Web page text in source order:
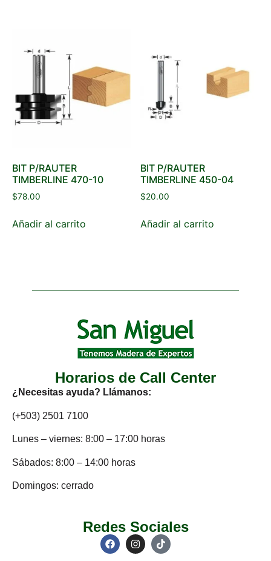
BIT P/RAUTER
TIMBERLINE 470-10
$78.00
Añadir al carrito
BIT P/RAUTER
TIMBERLINE 450-04
$20.00
Añadir al carrito
Horarios de Call Center
¿Necesitas ayuda? Llámanos:
(+503) 2501 7100
Lunes – viernes: 8:00 – 17:00 horas
Sábados: 8:00 – 14:00 horas
Domingos: cerrado
Redes Sociales